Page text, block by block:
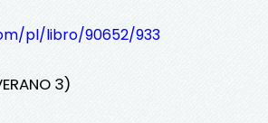
pl/libro/90652/933
3)